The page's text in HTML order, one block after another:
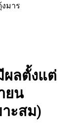
มาร
ลตั้งแต่
ยน
ะสม)